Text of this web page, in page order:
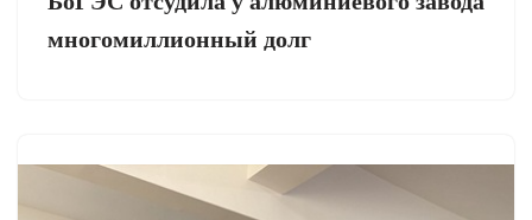
многомиллионный долг